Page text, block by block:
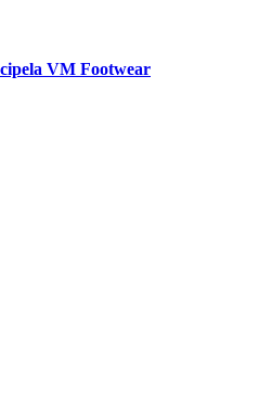
VM Footwear